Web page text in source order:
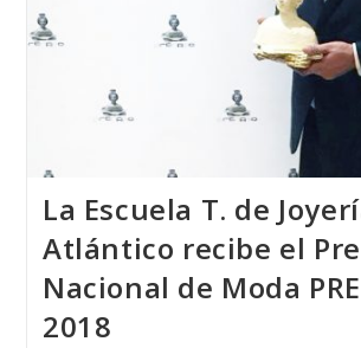
Atlántico
La Escuela T. de
Atlántico recibe el
Nacional de Moda
2018